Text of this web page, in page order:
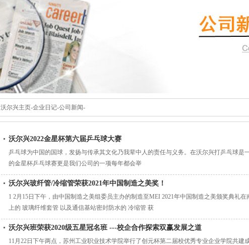
沃尔兴主页-企业日记-公司新闻-
沃尔兴2022金星杯第六届乒乓球大赛
乒乓球为中国的国球，发扬与传承其文化乃我辈中人的责任与义务。在沃尔兴打乒乓球是
的金星杯乒乓球赛更是我们公司的一项每年都会举
沃尔兴玻纤管/冷缩管荣获2021年中国制造之美奖！
1 2月15日下午，由中国制造之美组委员主办的制造至MEI 2021年中国制造之美颁奖典礼
上的 玻璃纤维套管 以及通信基站密封防水的 冷缩管 获
沃尔兴班荣获2020级五星冠名班 ---校企合作探索双赢发展之道
11月22日下午两点，苏州工业职业技术学院举行了创元杯第二届校优秀专业企业学院共